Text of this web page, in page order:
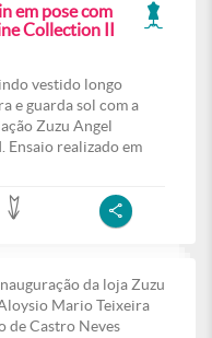
em pose com
Collection II
vestido longo
e guarda sol com a
Zuzu Angel
realizado em
da loja Zuzu
Mario Teixeira
de Castro Neves